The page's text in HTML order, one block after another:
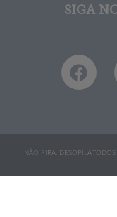
SIGA
NÃO PIRA, DESOPILA